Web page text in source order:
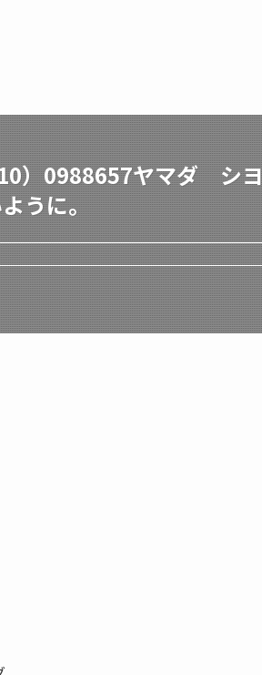
）0988657ヤマダ シ
うに。